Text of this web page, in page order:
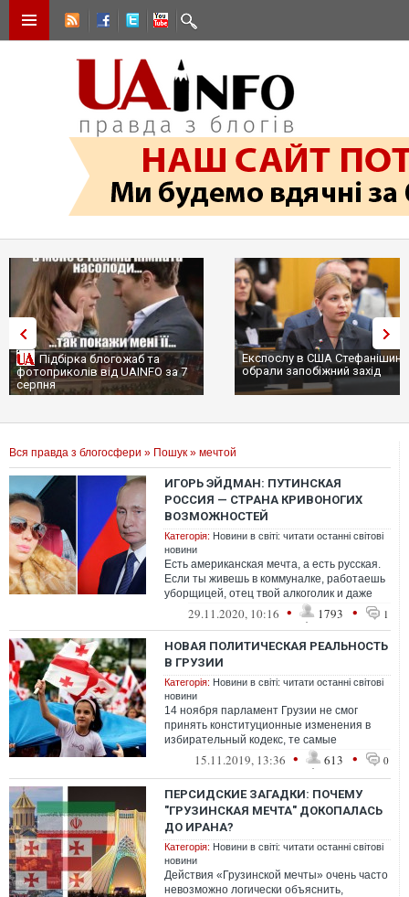
Підбірка блогожаб та
фотоприколів від UAINFO за 7
серпня
Експослу в США
обрали запобіжний захід
Вся правда з блогосфери » Пошук » мечтой
ИГОРЬ ЭЙДМАН: ПУТИНСКАЯ
РОССИЯ — СТРАНА КРИВОНОГИХ
ВОЗМОЖНОСТЕЙ
Категорія: Новини в світі: читати останні світові
новини
Есть американская мечта, а есть русская.
Если ты живешь в коммуналке, работаешь
уборщицей, отец твой алкоголик и даже
фамилия твоя Кривоногих - не отч...
29.11.2020, 10:16 • 1793 • 1
НОВАЯ ПОЛИТИЧЕСКАЯ РЕАЛЬНОСТЬ
В ГРУЗИИ
Категорія: Новини в світі: читати останні світові
новини
14 ноября парламент Грузии не смог
принять конституционные изменения в
избирательный кодекс, те самые
изменения, которые власти пообещали
15.11.2019, 13:36 • 613 • 0
ПЕРСИДСКИЕ ЗАГАДКИ: ПОЧЕМУ
"ГРУЗИНСКАЯ МЕЧТА" ДОКОПАЛАСЬ
ДО ИРАНА?
Категорія: Новини в світі: читати останні світові
новини
Действия «Грузинской мечты» очень часто
невозможно логически объяснить,